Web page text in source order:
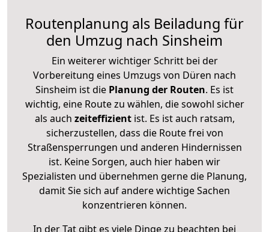
Routenplanung als Beiladung für
den Umzug nach Sinsheim
Ein weiterer wichtiger Schritt bei der
Vorbereitung eines Umzugs von Düren nach
Sinsheim ist die Planung der Routen. Es ist
wichtig, eine Route zu wählen, die sowohl sicher
als auch zeiteffizientist. Es ist auch ratsam,
sicherzustellen, dass die Route frei von
Straßensperrungen und anderen Hindernissen
ist. Keine Sorgen, auch hier haben wir
Spezialisten und übernehmen gerne die Planung,
damit Sie sich auf andere wichtige Sachen
konzentrieren können.
In der Tat gibt es viele Dinge zu beachten bei